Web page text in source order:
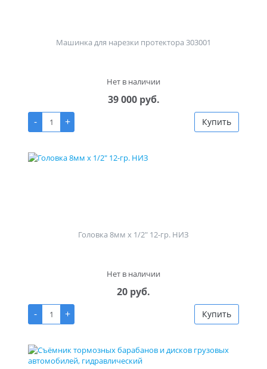
Машинка для нарезки протектора 303001
Нет в наличии
39 000 руб.
-
+ Купить
Головка 8мм х 1/2" 12-гр. НИЗ
Нет в наличии
20 руб.
-
+ Купить